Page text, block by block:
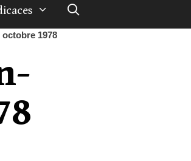
1978